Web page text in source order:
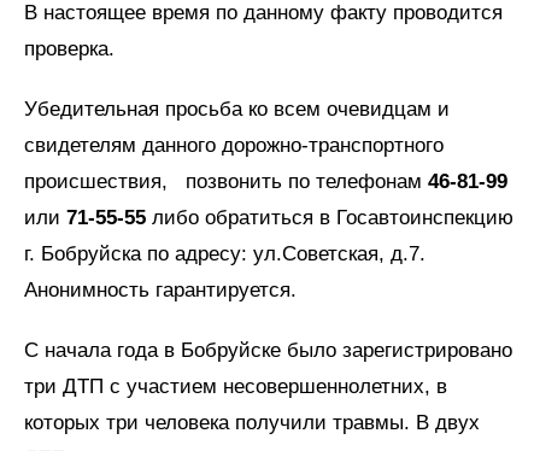
В настоящее время по данному факту проводится
проверка.
Убедительная просьба ко всем очевидцам и
свидетелям данного дорожно-транспортного
происшествия, позвонить по телефонам 46-81-99
или 71-55-55 либо обратиться в Госавтоинспекцию
г. Бобруйска по адресу: ул.Советская, д.7.
Анонимность гарантируется.
С начала года в Бобруйске было зарегистрировано
три ДТП с участием несовершеннолетних, в
которых три человека получили травмы. В двух